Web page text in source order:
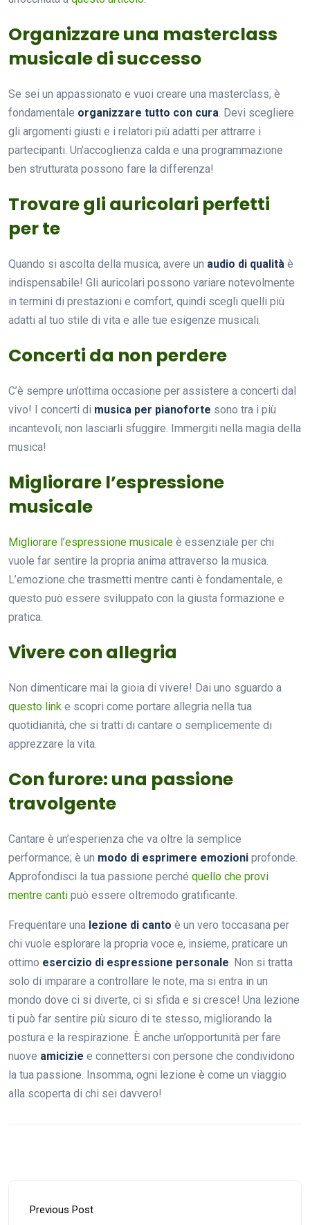
Organizzare una masterclass
musicale di successo
Se sei un appassionato e vuoi creare una masterclass, è
fondamentale organizzare tutto con cura . Devi scegliere
gli argomenti giusti e i relatori più adatti per attrarre i
partecipanti. Un’accoglienza calda e una programmazione
ben strutturata possono fare la differenza!
Trovare gli auricolari perfetti
per te
Quando si ascolta della musica, avere un audio di qualità è
indispensabile! Gli auricolari possono variare notevolmente
in termini di prestazioni e comfort, quindi scegli quelli più
adatti al tuo stile di vita e alle tue esigenze musicali.
Concerti da non perdere
C’è sempre un’ottima occasione per assistere a concerti dal
vivo! I concerti di musica per pianoforte sono tra i più
incantevoli; non lasciarli sfuggire. Immergiti nella magia della
musica!
Migliorare l’espressione
musicale
Migliorare l’espressione musicale è essenziale per chi
vuole far sentire la propria anima attraverso la musica.
L’emozione che trasmetti mentre canti è fondamentale, e
questo può essere sviluppato con la giusta formazione e
pratica.
Vivere con allegria
Non dimenticare mai la gioia di vivere! Dai uno sguardo a
questo link e scopri come portare allegria nella tua
quotidianità, che si tratti di cantare o semplicemente di
apprezzare la vita.
Con furore: una passione
travolgente
Cantare è un’esperienza che va oltre la semplice
performance; è un modo di esprimere emozioni profonde.
Approfondisci la tua passione perché quello che provi
mentre canti può essere oltremodo gratificante.
Frequentare una lezione di canto è un vero toccasana per
chi vuole esplorare la propria voce e, insieme, praticare un
ottimo esercizio di espressione personale . Non si tratta
solo di imparare a controllare le note, ma si entra in un
mondo dove ci si diverte, ci si sfida e si cresce! Una lezione
ti può far sentire più sicuro di te stesso, migliorando la
postura e la respirazione. È anche un’opportunità per fare
nuove amicizie e connettersi con persone che condividono
la tua passione. Insomma, ogni lezione è come un viaggio
alla scoperta di chi sei davvero!
Previous Post